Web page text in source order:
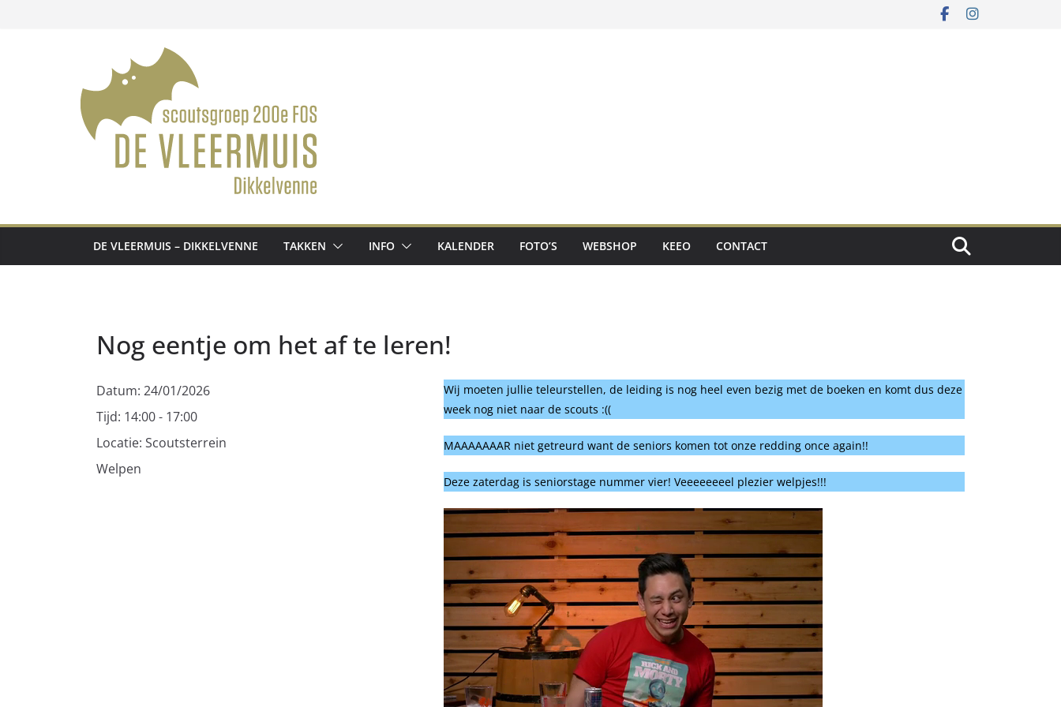
DE VLEERMUIS – DIKKELVENNE TAKKEN INFO KALENDER FOTO’S WEBSHOP KEEO CONTACT
Nog eentje om het af te leren!
Datum: 24/01/2026
Tijd: 14:00 - 17:00
Locatie: Scoutsterrein
Welpen
Wij moeten jullie teleurstellen, de leiding is nog heel even bezig met de boeken en komt dus deze
week nog niet naar de scouts :((
MAAAAAAAR niet getreurd want de seniors komen tot onze redding once again!!
Deze zaterdag is seniorstage nummer vier! Veeeeeeeel plezier welpjes!!!